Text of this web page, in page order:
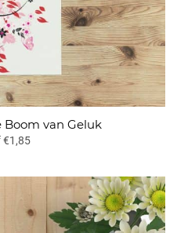
Boom van Geluk
€1,85